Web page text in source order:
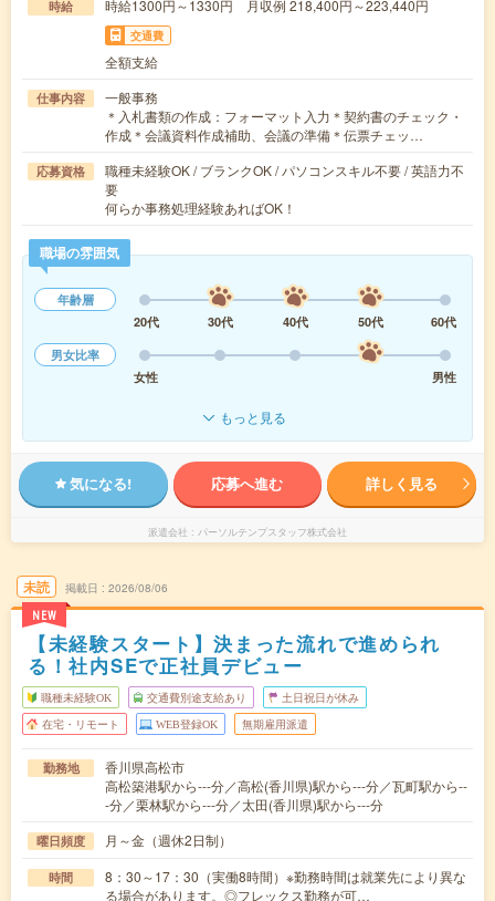
時給 時給1300円～1330円 月収例 218,400円～223,440円
交通費
全額支給
仕事内容
一般事務
＊入札書類の作成：フォーマット入力＊契約書のチェック・
作成＊会議資料作成補助、会議の準備＊伝票チェッ…
応募資格
職種未経験OK / ブランクOK / パソコンスキル不要 / 英語力不
要
何らか事務処理経験あればOK！
職場の雰囲気
年齢層
20代
30代 40代 50代
60代
男女比率
女性
男性
もっと見る
気になる! 応募へ進む 詳しく見る
派遣会社 パーソルテンプスタッフ株式会社
未読
NEW
掲載日 2026/08/06
【未経験スタート】決まった流れで進められ
る！社内SEで正社員デビュー
職種未経験OK 交通費別途支給あり 土日祝日が休み
在宅・リモート WEB登録OK 無期雇用派遣
勤務地
香川県高松市
高松築港駅から---分／高松(香川県)駅から---分／瓦町駅から--
-分／栗林駅から---分／太田(香川県)駅から---分
曜日頻度 月～金（週休2日制）
時間
8：30～17：30（実働8時間）※勤務時間は就業先により異な
る場合があります。◎フレックス勤務が可…